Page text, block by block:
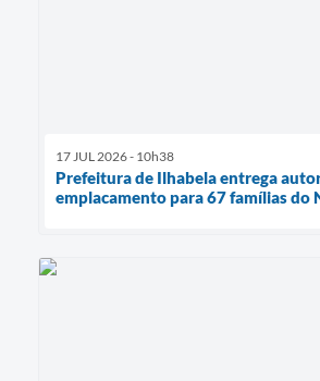
17 JUL 2026 - 10h38
Prefeitura de Ilhabela entrega
emplacamento para 67 famílias do